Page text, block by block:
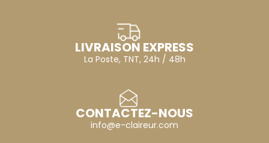
LIVRAISON EXPRESS
La Poste, TNT, 24h / 48h
CONTACTEZ-NOUS
info@e-claireur.com